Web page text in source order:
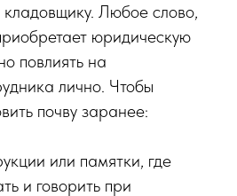
Любое слово,
юридическую
повлиять на
лично. Чтобы
почву заранее:
или памятки, где
и говорить при